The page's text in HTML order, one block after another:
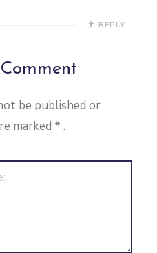
REPLY
be published or
marked * .